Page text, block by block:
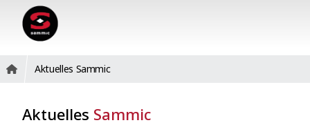
Aktuelles Sammic
Aktuelles Sammic